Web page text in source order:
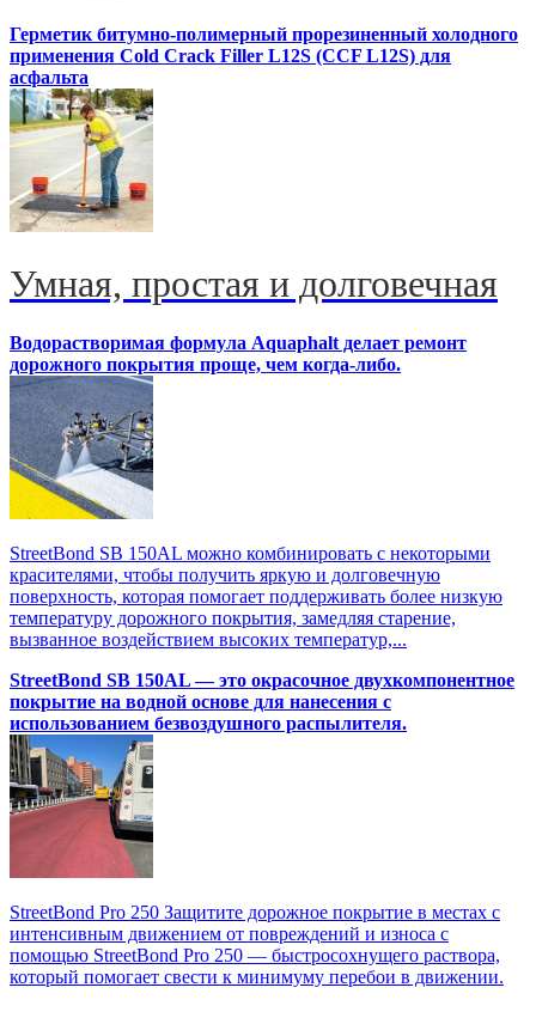
Герметик битумно-полимерный прорезиненный холодного
применения Cold Crack Filler L12S (ССF L12S) для
асфальта
Умная, простая и долговечная
Водорастворимая формула Aquaphalt делает ремонт
дорожного покрытия проще, чем когда-либо.
StreetBond SB 150AL можно комбинировать с некоторыми
красителями, чтобы получить яркую и долговечную
поверхность, которая помогает поддерживать более низкую
температуру дорожного покрытия, замедляя старение,
вызванное воздействием высоких температур,...
StreetBond SB 150AL — это окрасочное двухкомпонентное
покрытие на водной основе для нанесения с
использованием безвоздушного распылителя.
StreetBond Pro 250 Защитите дорожное покрытие в местах с
интенсивным движением от повреждений и износа с
помощью StreetBond Pro 250 — быстросохнущего раствора,
который помогает свести к минимуму перебои в движении.